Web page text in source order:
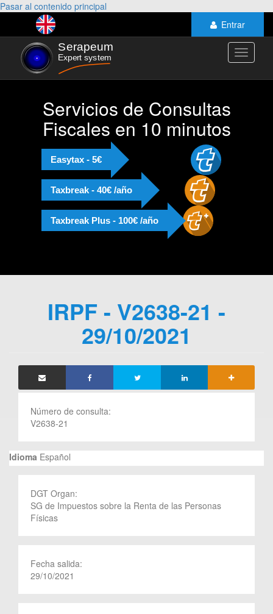
Pasar al contenido principal
Entrar
Toggle
Servicios de Consultas
Fiscales en 10 minutos
Easytax - 5€
Taxbreak - 40€ /año
Taxbreak Plus - 100€ /año
IRPF - V2638-21 -
29/10/2021
Número de consulta:
V2638-21
Idioma Español
DGT Organ:
SG de Impuestos sobre la Renta de las Personas
Físicas
Fecha salida:
29/10/2021